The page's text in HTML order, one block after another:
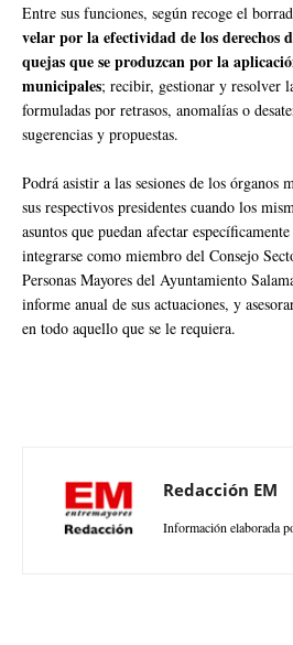
Entre sus funciones, según recoge el
velar por la efectividad de los derechos
quejas que se produzcan por la
municipales; recibir, gestionar y resolver
formuladas por retrasos, anomalías o
sugerencias y propuestas.
Podrá asistir a las sesiones de los órganos
sus respectivos presidentes cuando los
asuntos que puedan afectar
integrarse como miembro del Consejo
Personas Mayores del Ayuntamiento
informe anual de sus actuaciones, y
en todo aquello que se le requiera.
Redacción EM
Información elaborada